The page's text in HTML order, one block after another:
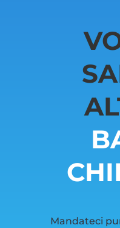
Mandateci